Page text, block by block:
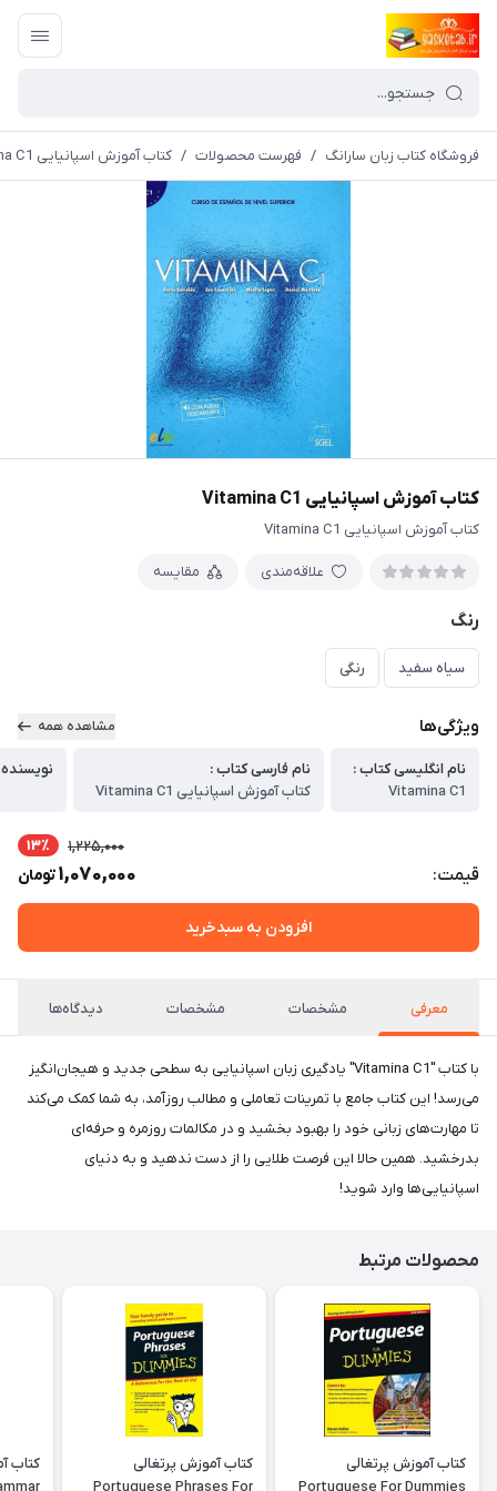
فروشگاه کتاب زبان سارانگ / فهرست محصولات / کتاب آموزش اسپانیایی Vitamina C1
کتاب آموزش اسپانیایی Vitamina C1
کتاب آموزش اسپانیایی Vitamina C1
علاقه‌مندی مقایسه
رنگ
سیاه سفید رنگی
ویژگی‌ها مشاهده همه
نام انگلیسی کتاب :
Vitamina C1
نام فارسی کتاب :
کتاب آموزش اسپانیایی Vitamina C1
نویسنده
قیمت:
1,225,000 13٪
1,070,000تومان
افزودن به سبدخرید
معرفی مشخصات مشخصات دیدگاه‌ها
با کتاب "Vitamina C1" یادگیری زبان اسپانیایی به سطحی جدید و هیجان‌انگیز
می‌رسد! این کتاب جامع با تمرینات تعاملی و مطالب روزآمد، به شما کمک می‌کند
تا مهارت‌های زبانی خود را بهبود بخشید و در مکالمات روزمره و حرفه‌ای
بدرخشید. همین حالا این فرصت طلایی را از دست ندهید و به دنیای
اسپانیایی‌ها وارد شوید!
محصولات مرتبط
کتاب آموزش پرتغالی
Portuguese For Dummies
کتاب آموزش پرتغالی
Portuguese Phrases For